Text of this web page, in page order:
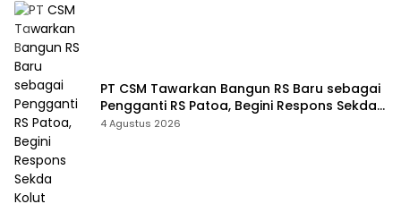
PT CSM Tawarkan Bangun RS Baru sebagai
Pengganti RS Patoa, Begini Respons Sekda
Kolut
4 Agustus 2026